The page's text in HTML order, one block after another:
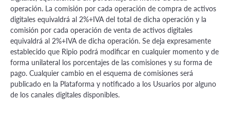
operación. La comisión por cada operación de compra de activos
digitales equivaldrá al 2%+IVA del total de dicha operación y la
comisión por cada operación de venta de activos digitales
equivaldrá al 2%+IVA de dicha operación. Se deja expresamente
establecido que Ripio podrá modificar en cualquier momento y de
forma unilateral los porcentajes de las comisiones y su forma de
pago. Cualquier cambio en el esquema de comisiones será
publicado en la Plataforma y notificado a los Usuarios por alguno
de los canales digitales disponibles.